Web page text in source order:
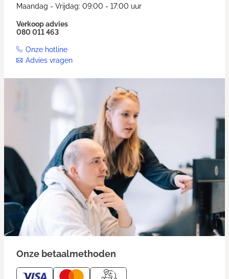
Maandag - Vrijdag: 09:00 - 17:00 uur
Verkoop advies
080 011 463
Onze hotline
Advies vragen
Onze betaalmethoden